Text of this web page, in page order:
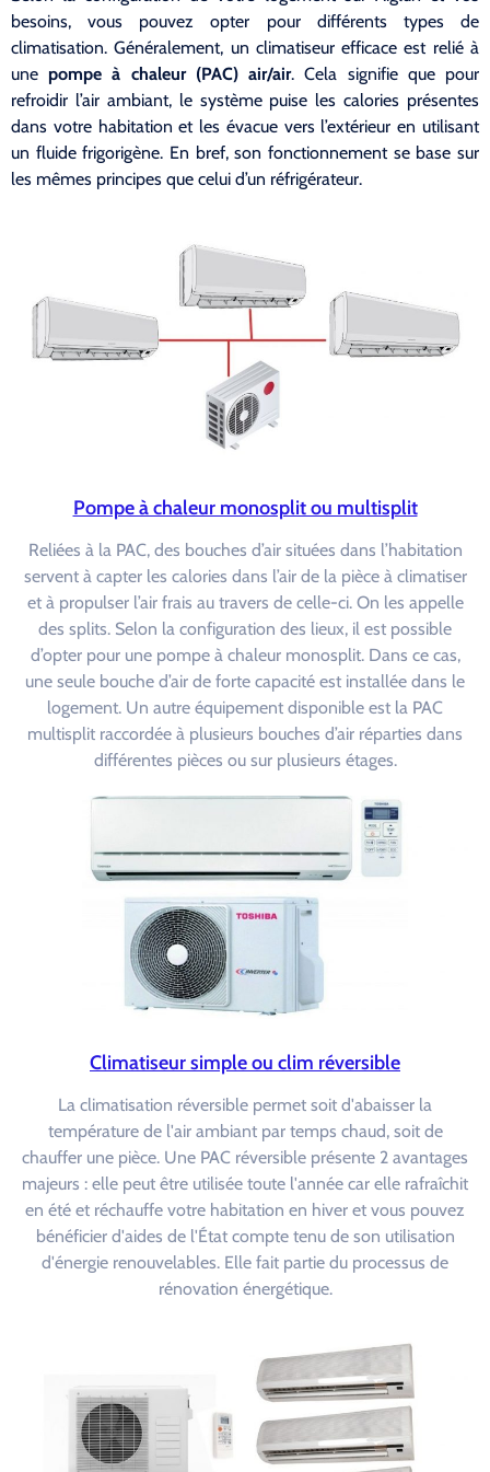
besoins, vous pouvez opter pour différents types de
climatisation. Généralement, un climatiseur efficace est relié à
une pompe à chaleur (PAC) air/air. Cela signifie que pour
refroidir l’air ambiant, le système puise les calories présentes
dans votre habitation et les évacue vers l’extérieur en utilisant
un fluide frigorigène. En bref, son fonctionnement se base sur
les mêmes principes que celui d’un réfrigérateur.
Pompe à chaleur monosplit ou multisplit
Reliées à la PAC, des bouches d’air situées dans l’habitation
servent à capter les calories dans l’air de la pièce à climatiser
et à propulser l’air frais au travers de celle-ci. On les appelle
des splits. Selon la configuration des lieux, il est possible
d’opter pour une pompe à chaleur monosplit. Dans ce cas,
une seule bouche d’air de forte capacité est installée dans le
logement. Un autre équipement disponible est la PAC
multisplit raccordée à plusieurs bouches d’air réparties dans
différentes pièces ou sur plusieurs étages.
Climatiseur simple ou clim réversible
La climatisation réversible permet soit d'abaisser la
température de l'air ambiant par temps chaud, soit de
chauffer une pièce. Une PAC réversible présente 2 avantages
majeurs : elle peut être utilisée toute l'année car elle rafraîchit
en été et réchauffe votre habitation en hiver et vous pouvez
bénéficier d'aides de l'État compte tenu de son utilisation
d'énergie renouvelables. Elle fait partie du processus de
rénovation énergétique.